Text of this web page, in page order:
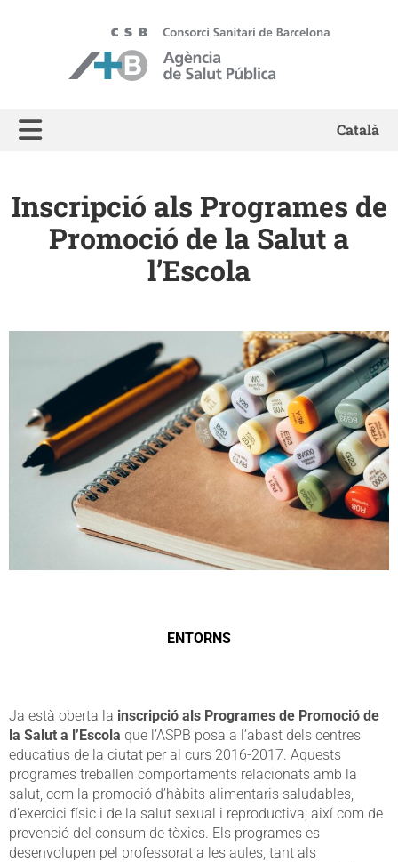
ASPB - Agència de Salut Pública de Barcelona
Català
Inscripció als Programes de
Promoció de la Salut a
l’Escola
ENTORNS
Ja està oberta la inscripció als Programes de Promoció de
la Salut a l’Escola que l’ASPB posa a l’abast dels centres
educatius de la ciutat per al curs 2016-2017. Aquests
programes treballen comportaments relacionats amb la
salut, com la promoció d’hàbits alimentaris saludables,
d’exercici físic i de la salut sexual i reproductiva; així com de
prevenció del consum de tòxics. Els programes es
desenvolupen pel professorat a les aules, tant als